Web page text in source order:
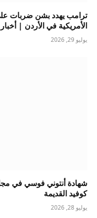
ترامب يهدد بشن ضربات
الأمريكية في الأردن |
يوليو 29, 2026
شهادة أنتوني فوسي في
كوفيد القديمة
يوليو 28, 2026